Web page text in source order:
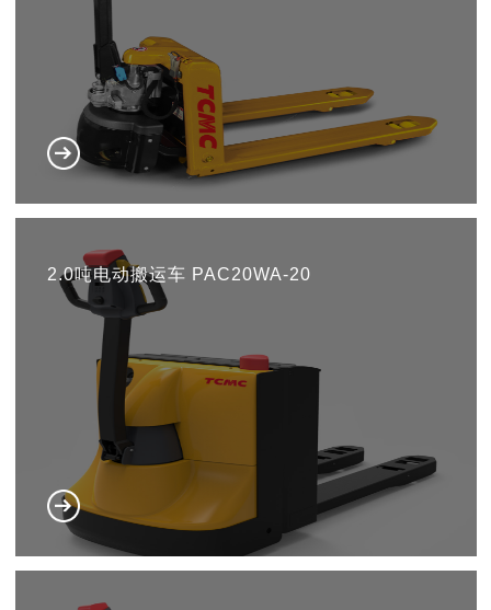
2.0吨电动搬运车 PAC20WA-20